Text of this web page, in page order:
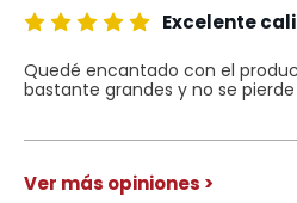
Excelente
Quedé encantado con el
bastante grandes y no se
Ver más opiniones >